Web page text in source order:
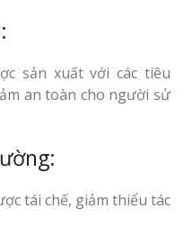
sản xuất với các tiêu
an toàn cho người sử
tái chế, giảm thiểu tác